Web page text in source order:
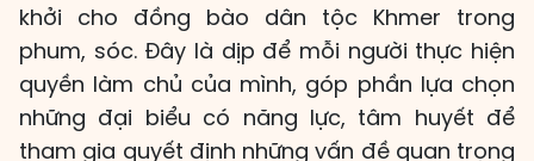
khởi cho đồng bào dân tộc Khmer trong
phum, sóc. Đây là dịp để mỗi người thực hiện
quyền làm chủ của mình, góp phần lựa chọn
những đại biểu có năng lực, tâm huyết để
tham gia quyết định những vấn đề quan trọng